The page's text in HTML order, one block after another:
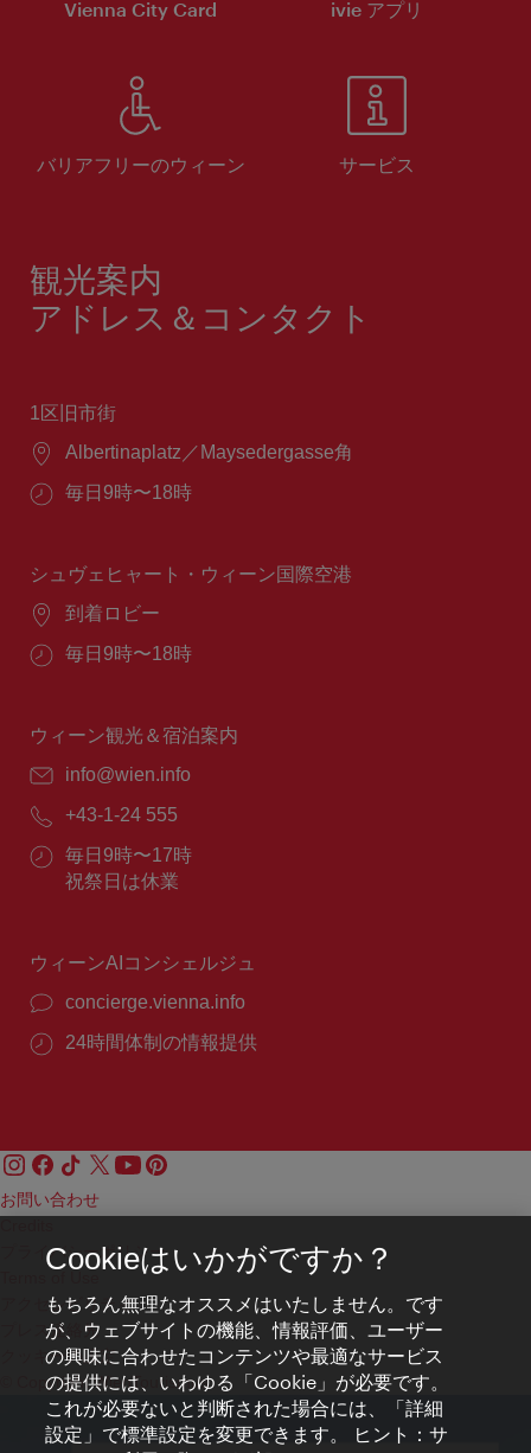
Vienna City Card ivie アプリ
バリアフリーのウィーン サービス
観光案内
アドレス＆コンタクト
1区旧市街
場
Albertinaplatz／Maysedergasse角
営
間：
毎日9時〜18時
シュヴェヒャート・ウィーン国際空港
場
到着ロビー
営
間：
毎日9時〜18時
ウィーン観光＆宿泊案内
E
ー
ル：
info@wien.info
電
番
号：
+43-1-24 555
営
業
毎日9時〜17時
祝祭日は休業
ウィーンAIコンシェルジュ
concierge.vienna.info
24時間体制の情報提供
お問い合わせ
プライバシーポリシー
アクセシビリティ
プレス連絡先
クッキーの設定
© Copyright WienTourismus
Cookieはいかがですか？
もちろん無理なオススメはいたしません。です
が、ウェブサイトの機能、情報評価、ユーザー
の興味に合わせたコンテンツや最適なサービス
の提供には、いわゆる「Cookie」が必要です。
これが必要ないと判断された場合には、「詳細
設定」で標準設定を変更できます。 ヒント：サ